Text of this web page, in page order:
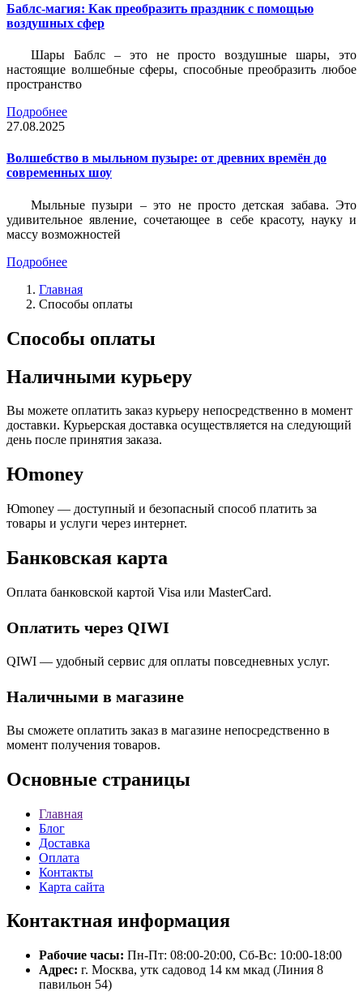
Баблс-магия: Как преобразить праздник с помощью
воздушных сфер
Шары Баблс – это не просто воздушные шары, это
настоящие волшебные сферы, способные преобразить любое
пространство
Подробнее
27.08.2025
Волшебство в мыльном пузыре: от древних времён до
современных шоу
Мыльные пузыри – это не просто детская забава. Это
удивительное явление, сочетающее в себе красоту, науку и
массу возможностей
Подробнее
Главная
Способы оплаты
Способы оплаты
Наличными курьеру
Вы можете оплатить заказ курьеру непосредственно в момент
доставки. Курьерская доставка осуществляется на следующий
день после принятия заказа.
Юmoney
Юmoney — доступный и безопасный способ платить за
товары и услуги через интернет.
Банковская карта
Оплата банковской картой Visa или MasterCard.
Оплатить через QIWI
QIWI — удобный сервис для оплаты повседневных услуг.
Наличными в магазине
Вы сможете оплатить заказ в магазине непосредственно в
момент получения товаров.
Основные страницы
Главная
Блог
Доставка
Оплата
Контакты
Карта сайта
Контактная информация
Рабочие часы: Пн-Пт: 08:00-20:00, Сб-Вс: 10:00-18:00
Адрес: г. Москва, утк садовод 14 км мкад (Линия 8
павильон 54)